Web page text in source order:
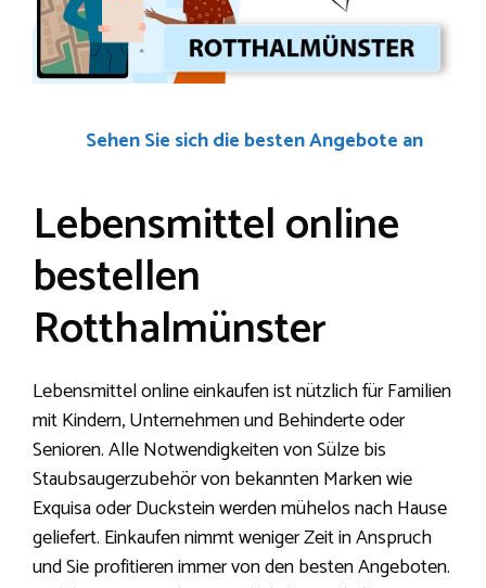
Sehen Sie sich die besten Angebote an
Lebensmittel online
bestellen
Rotthalmünster
Lebensmittel online einkaufen ist nützlich für Familien
mit Kindern, Unternehmen und Behinderte oder
Senioren. Alle Notwendigkeiten von Sülze bis
Staubsaugerzubehör von bekannten Marken wie
Exquisa oder Duckstein werden mühelos nach Hause
geliefert. Einkaufen nimmt weniger Zeit in Anspruch
und Sie profitieren immer von den besten Angeboten.